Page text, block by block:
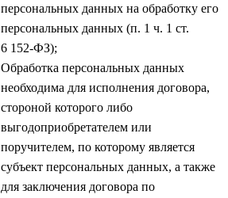
персональных данных на обработку его
персональных данных (п. 1 ч. 1 ст.
6 152-ФЗ);
Обработка персональных данных
необходима для исполнения договора,
стороной которого либо
выгодоприобретателем или
поручителем, по которому является
субъект персональных данных, а также
для заключения договора по